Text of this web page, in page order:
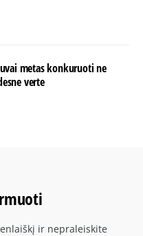
metas konkuruoti ne
verte
ir nepraleiskite